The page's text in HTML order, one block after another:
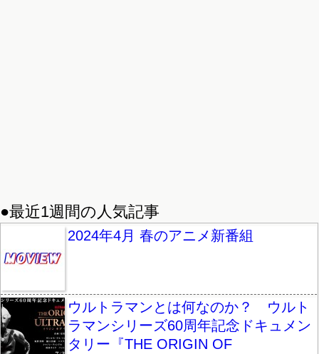
●最近1週間の人気記事
2024年4月 春のアニメ新番組
ウルトラマンとは何なのか？ ウルト
ラマンシリーズ60周年記念ドキュメン
タリー『THE ORIGIN OF